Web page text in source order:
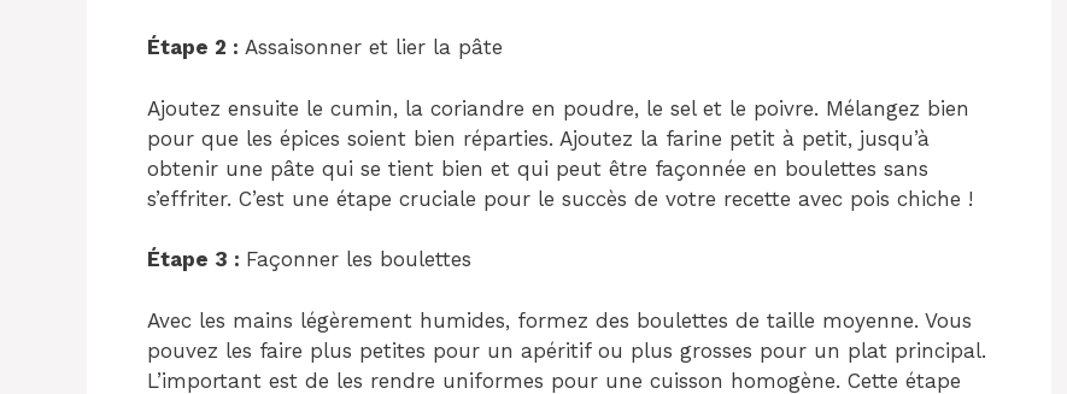
Étape 2 : Assaisonner et lier la pâte
Ajoutez ensuite le cumin, la coriandre en poudre, le sel et le poivre. Mélangez bien
pour que les épices soient bien réparties. Ajoutez la farine petit à petit, jusqu’à
obtenir une pâte qui se tient bien et qui peut être façonnée en boulettes sans
s’effriter. C’est une étape cruciale pour le succès de votre recette avec pois chiche !
Étape 3 : Façonner les boulettes
Avec les mains légèrement humides, formez des boulettes de taille moyenne. Vous
pouvez les faire plus petites pour un apéritif ou plus grosses pour un plat principal.
L’important est de les rendre uniformes pour une cuisson homogène. Cette étape